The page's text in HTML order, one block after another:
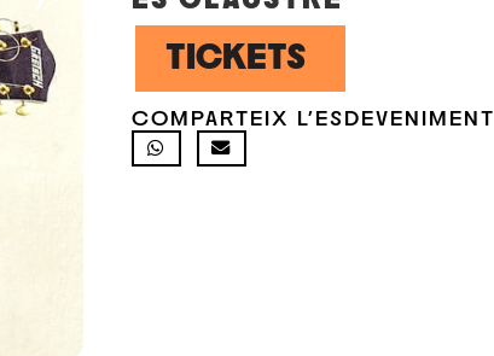
TICKETS
COMPARTEIX L'ESDEVENIMENT